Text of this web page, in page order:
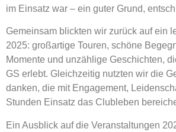
im Einsatz war – ein guter Grund,
Gemeinsam blickten wir zurück auf ein
2025: großartige Touren, schöne
Momente und unzählige Geschichten,
GS erlebt. Gleichzeitig nutzten wir die
danken, die mit Engagement,
Stunden Einsatz das Clubleben
Ein Ausblick auf die Veranstaltungen